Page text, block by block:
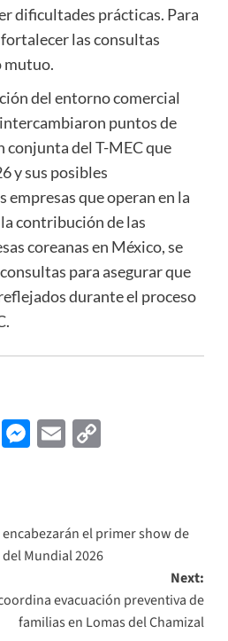
dificultades prácticas. Para
las consultas
mutuo.
del entorno comercial
puntos de
conjunta del T-MEC que
y sus posibles
empresas que operan en la
contribución de las
coreanas en México, se
para asegurar que
durante el proceso
Messenger
EmailCopy
el primer show de
Mundial 2026
Next:
evacuación preventiva de
familias en Lomas del Chamizal